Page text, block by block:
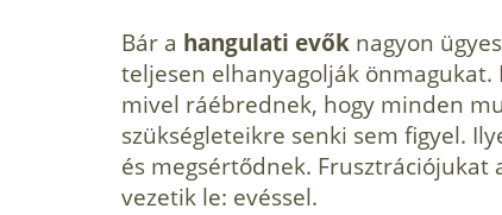
Bár a hangulati evők nagyon
teljesen elhanyagolják
mivel ráébrednek, hogy minden
szükségleteikre senki sem figyel.
és megsértődnek.
vezetik le: evéssel.